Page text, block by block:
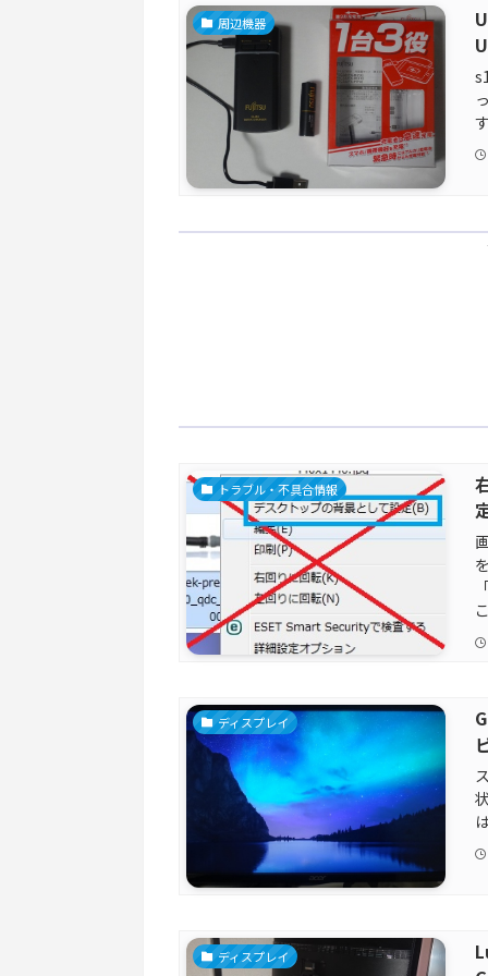
周辺機器
トラブル・不具合情報
ディスプレイ
ディスプレイ